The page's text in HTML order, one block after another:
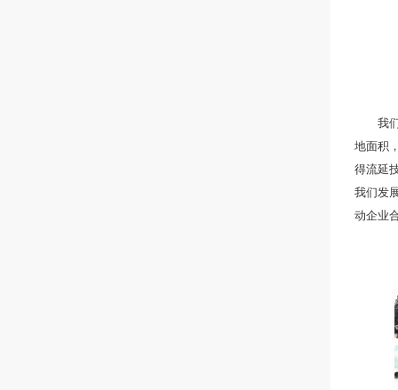
我们
地面积
得流延
我们发
动企业